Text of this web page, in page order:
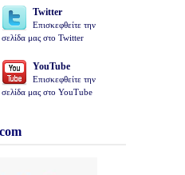
Twitter
Επισκεφθείτε την
σελίδα μας στο Twitter
YouTube
Επισκεφθείτε την
σελίδα μας στο YouTube